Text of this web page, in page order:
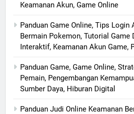
Keamanan Akun, Game Online
Panduan Game Online, Tips Login
Bermain Pokemon, Tutorial Game
Interaktif, Keamanan Akun Game,
Panduan Game, Game Online,
Pemain, Pengembangan
Sumber Daya, Hiburan Digital
Panduan Judi Online Keamanan